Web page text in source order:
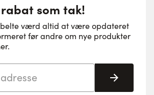
rabat som tak!
værd altid at være opdateret
før andre om nye produkter
Tilmeld